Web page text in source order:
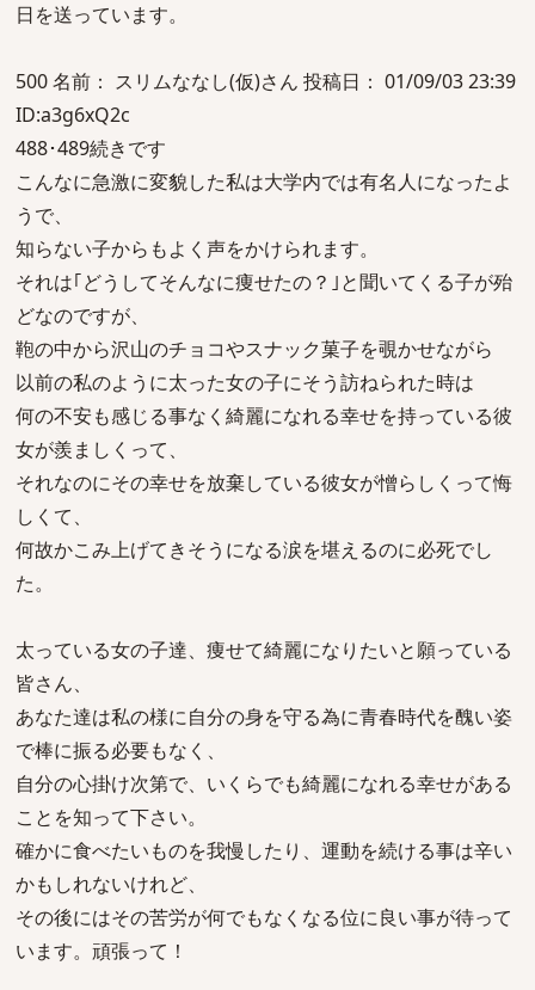
日を送っています。
500 名前： スリムななし(仮)さん 投稿日： 01/09/03 23:39
ID:a3g6xQ2c
488･489続きです
こんなに急激に変貌した私は大学内では有名人になったよ
うで、
知らない子からもよく声をかけられます。
それは｢どうしてそんなに痩せたの？｣と聞いてくる子が殆
どなのですが、
鞄の中から沢山のチョコやスナック菓子を覗かせながら
以前の私のように太った女の子にそう訪ねられた時は
何の不安も感じる事なく綺麗になれる幸せを持っている彼
女が羨ましくって、
それなのにその幸せを放棄している彼女が憎らしくって悔
しくて、
何故かこみ上げてきそうになる涙を堪えるのに必死でし
た。
太っている女の子達、痩せて綺麗になりたいと願っている
皆さん、
あなた達は私の様に自分の身を守る為に青春時代を醜い姿
で棒に振る必要もなく、
自分の心掛け次第で、いくらでも綺麗になれる幸せがある
ことを知って下さい。
確かに食べたいものを我慢したり、運動を続ける事は辛い
かもしれないけれど、
その後にはその苦労が何でもなくなる位に良い事が待って
います。頑張って！